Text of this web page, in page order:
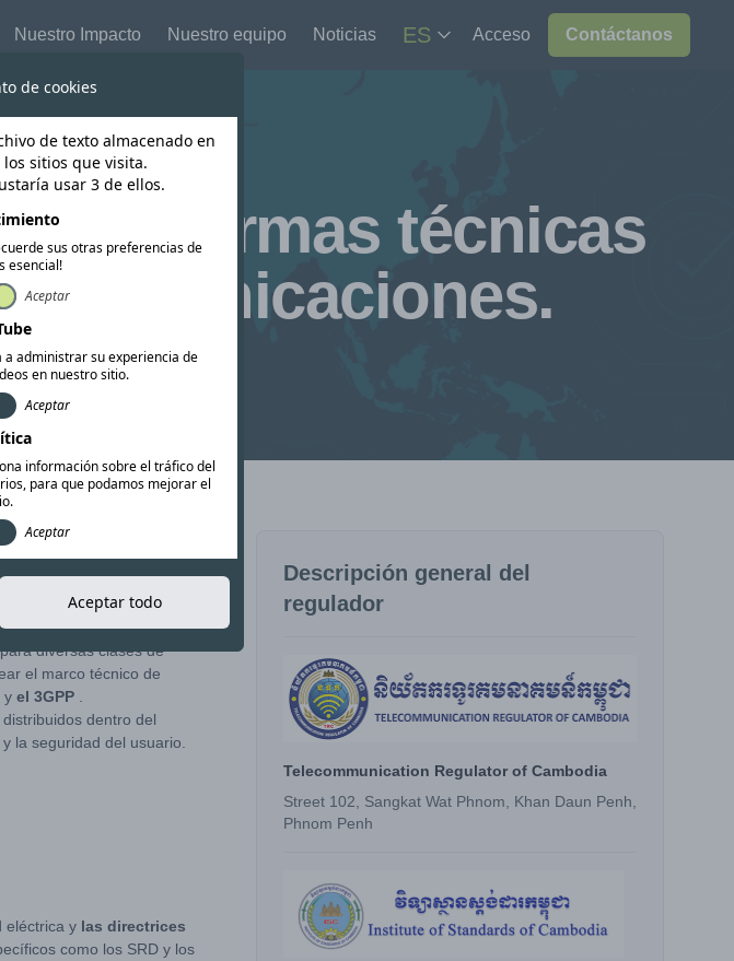
Nuestro Impacto Nuestro equipo Noticias ES Acceso Contáctanos
normas técnicas
Telecomunicaciones de
diversas clases de
el marco técnico de
y el 3GPP
dentro del
la seguridad del usuario.
eléctrica y las directrices
como los SRD y los
Descripción general del
regulador
Telecommunication Regulator of Cambodia
Street 102, Sangkat Wat Phnom, Khan Daun Penh,
Phnom Penh
de cookies
de texto almacenado en
sitios que visita.
usar 3 de ellos.
sus otras preferencias de
esencial!
Aceptar
a administrar su experiencia de
en nuestro sitio.
Aceptar
información sobre el tráfico del
para que podamos mejorar el
Aceptar
Aceptar todo